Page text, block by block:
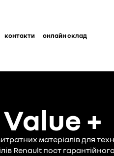
контакти онлайн склад
Value +
матеріалів для
Renault пост